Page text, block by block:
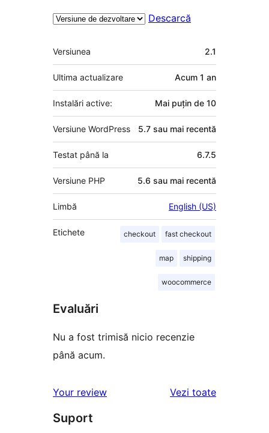
Descarcă
Meta
Versiunea 2.1
Ultima actualizare Acum 1 an
Instalări active: Mai puțin de 10
Versiune WordPress 5.7 sau mai recentă
Testat până la 6.7.5
Versiune PHP 5.6 sau mai recentă
Limbă English (US)
Etichete checkout fast checkout
map shipping
woocommerce
Evaluări
Nu a fost trimisă nicio recenzie
până acum.
Your review Vezi toaterecenziile
Suport